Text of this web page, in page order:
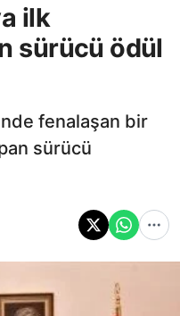
ilk
sürücü ödül
fenalaşan bir
sürücü